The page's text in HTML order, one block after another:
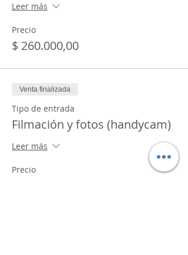
Leer más
Precio
$ 260.000,00
Venta finalizada
Tipo de entrada
Filmación y fotos (handycam)
Leer más
Precio